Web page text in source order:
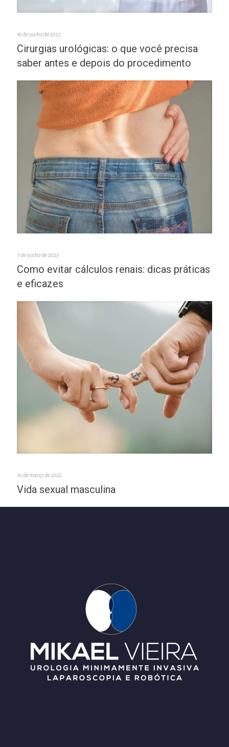
16 de junho de 2023
Cirurgias urológicas: o que você precisa
saber antes e depois do procedimento
7 de junho de 2023
Como evitar cálculos renais: dicas práticas
e eficazes
10 de março de 2022
Vida sexual masculina